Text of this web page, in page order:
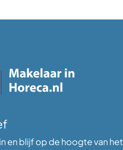
en blijf op de hoogte van het